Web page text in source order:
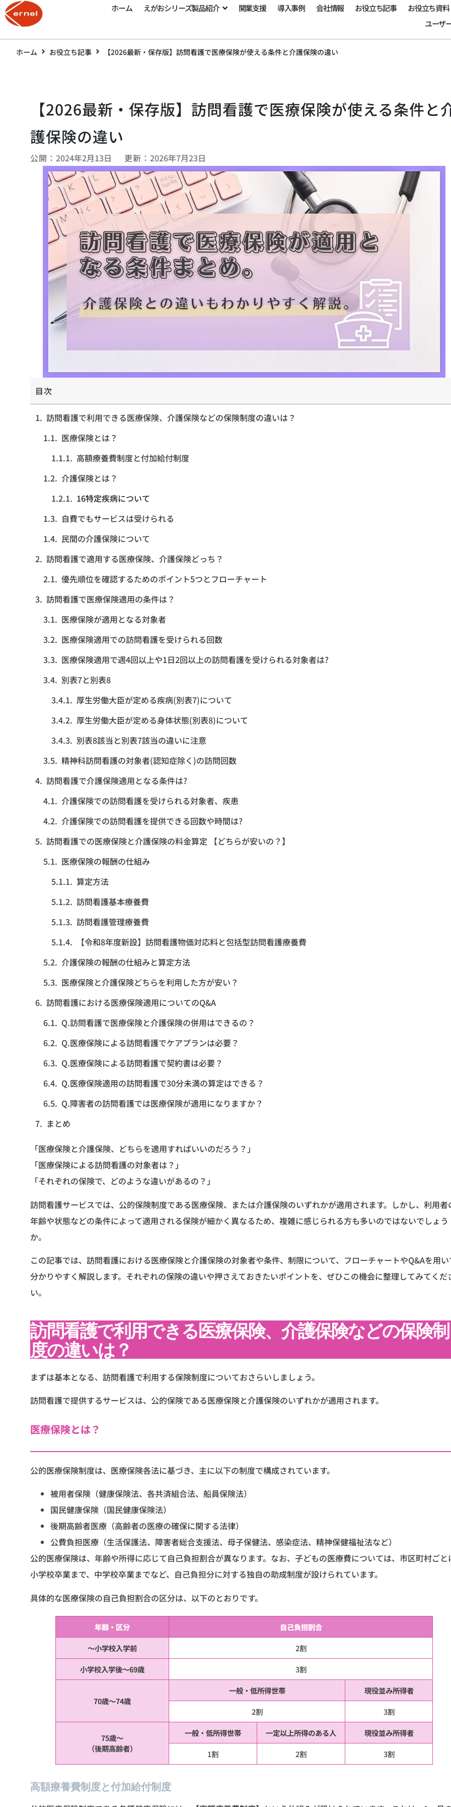
ホーム えがおシリーズ製品紹介 開業支援 導入事例 会社情報 お役立ち記事
お役立ち資料
ユーザ
ホーム お役立ち記事 【2026最新・保存版】訪問看護で医療保険が使える条件と介護保険の違い
【2026最新・保存版】訪問看護で医療保険が使える条件と
護保険の違い
公開： 2024年2月13日 更新： 2026年7月23日
目次
訪問看護で利用できる医療保険、介護保険などの保険制度の違いは？
医療保険とは？
高額療養費制度と付加給付制度
介護保険とは？
16特定疾病について
自費でもサービスは受けられる
民間の介護保険について
訪問看護で適用する医療保険、介護保険どっち？
優先順位を確認するためのポイント5つとフローチャート
訪問看護で医療保険適用の条件は？
医療保険が適用となる対象者
医療保険適用での訪問看護を受けられる回数
医療保険適用で週4回以上や1日2回以上の訪問看護を受けられる対象者は?
別表7と別表8
厚生労働大臣が定める疾病(別表7)について
厚生労働大臣が定める身体状態(別表8)について
別表8該当と別表7該当の違いに注意
精神科訪問看護の対象者(認知症除く)の訪問回数
訪問看護で介護保険適用となる条件は?
介護保険での訪問看護を受けられる対象者、疾患
介護保険での訪問看護を提供できる回数や時間は?
訪問看護での医療保険と介護保険の料金算定 【どちらが安いの？】
医療保険の報酬の仕組み
算定方法
訪問看護基本療養費
訪問看護管理療養費
【令和8年度新設】訪問看護物価対応料と包括型訪問看護療養費
介護保険の報酬の仕組みと算定方法
医療保険と介護保険どちらを利用した方が安い？
訪問看護における医療保険適用についてのQ&A
Q.訪問看護で医療保険と介護保険の併用はできるの？
Q.医療保険による訪問看護でケアプランは必要？
Q.医療保険による訪問看護で契約書は必要？
Q.医療保険適用の訪問看護で30分未満の算定はできる？
Q.障害者の訪問看護では医療保険が適用になりますか？
まとめ
「医療保険と介護保険、どちらを適用すればいいのだろう？」
「医療保険による訪問看護の対象者は？」
「それぞれの保険で、どのような違いがあるの？」
訪問看護サービスでは、公的保険制度である医療保険、または介護保険のいずれかが適用されます。しかし、利用者
年齢や状態などの条件によって適用される保険が細かく異なるため、複雑に感じられる方も多いのではないでしょう
か。
この記事では、訪問看護における医療保険と介護保険の対象者や条件、制限について、フローチャートやQ&Aを用
分かりやすく解説します。それぞれの保険の違いや押さえておきたいポイントを、ぜひこの機会に整理してみてくだ
い。
訪問看護で利用できる医療保険、介護保険などの保険制
度の違いは？
まずは基本となる、訪問看護で利用する保険制度についておさらいしましょう。
訪問看護で提供するサービスは、公的保険である医療保険と介護保険のいずれかが適用されます。
医療保険とは？
公的医療保険制度は、医療保険各法に基づき、主に以下の制度で構成されています。
被用者保険（健康保険法、各共済組合法、船員保険法）
国民健康保険（国民健康保険法）
後期高齢者医療（高齢者の医療の確保に関する法律）
公費負担医療（生活保護法、障害者総合支援法、母子保健法、感染症法、精神保健福祉法など）
公的医療保険は、年齢や所得に応じて自己負担割合が異なります。なお、子どもの医療費については、市区町村ごと
小学校卒業まで、中学校卒業までなど、自己負担分に対する独自の助成制度が設けられています。
具体的な医療保険の自己負担割合の区分は、以下のとおりです。
年齢・区分
自己負担割合
～小学校入学前
2割
小学校入学後～69歳
3割
70歳～74歳
一般・低所得世帯
現役並み所得者
2割
3割
75歳～
（後期高齢者）
一般・低所得世帯 一定以上所得のある人
現役並み所得者
1割
2割 3割
高額療養費制度と付加給付制度